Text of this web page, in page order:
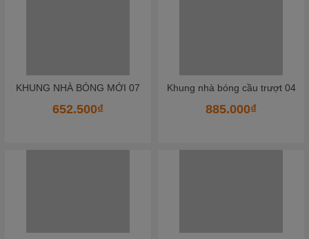
KHUNG NHÀ BÓNG MỚI 07
652.500₫
Khung nhà bóng cầu trượt 04
885.000₫